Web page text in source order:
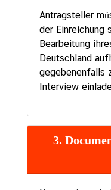
Antragsteller
der Einreichung
Bearbeitung
Deutschland
gegebenenfalls
Interview
3.